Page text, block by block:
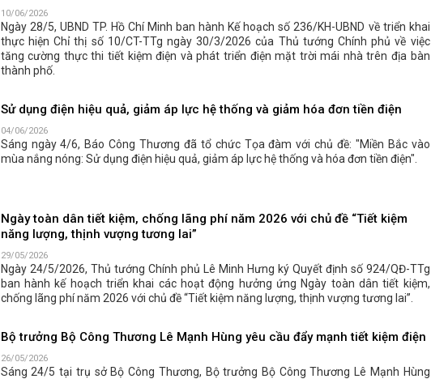
10/06/2026
Ngày 28/5, UBND TP. Hồ Chí Minh ban hành Kế hoạch số 236/KH-UBND về triển khai
thực hiện Chỉ thị số 10/CT-TTg ngày 30/3/2026 của Thủ tướng Chính phủ về việc
tăng cường thực thi tiết kiệm điện và phát triển điện mặt trời mái nhà trên địa bàn
thành phố.
Sử dụng điện hiệu quả, giảm áp lực hệ thống và giảm hóa đơn tiền điện
04/06/2026
Sáng ngày 4/6, Báo Công Thương đã tổ chức Tọa đàm với chủ đề: "Miền Bắc vào
mùa nắng nóng: Sử dụng điện hiệu quả, giảm áp lực hệ thống và hóa đơn tiền điện".
Ngày toàn dân tiết kiệm, chống lãng phí năm 2026 với chủ đề “Tiết kiệm
năng lượng, thịnh vượng tương lai”
29/05/2026
Ngày 24/5/2026, Thủ tướng Chính phủ Lê Minh Hưng ký Quyết định số 924/QĐ-TTg
ban hành kế hoạch triển khai các hoạt động hưởng ứng Ngày toàn dân tiết kiệm,
chống lãng phí năm 2026 với chủ đề “Tiết kiệm năng lượng, thịnh vượng tương lai”.
Bộ trưởng Bộ Công Thương Lê Mạnh Hùng yêu cầu đẩy mạnh tiết kiệm điện
26/05/2026
Sáng 24/5 tại trụ sở Bộ Công Thương, Bộ trưởng Bộ Công Thương Lê Mạnh Hùng